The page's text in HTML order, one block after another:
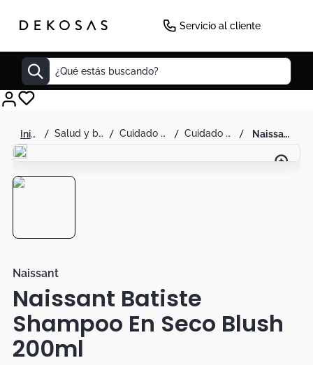
Servicio al cliente
¿Qué estás buscando?
salud y belleza cuidado personal cuidado capilar naissant batiste shampoo en seco blush 200ml
Naissant
Naissant Batiste
Shampoo En Seco Blush
200ml
Decoracion
Sillas
Lamparas
Duvet
Botas
Dko